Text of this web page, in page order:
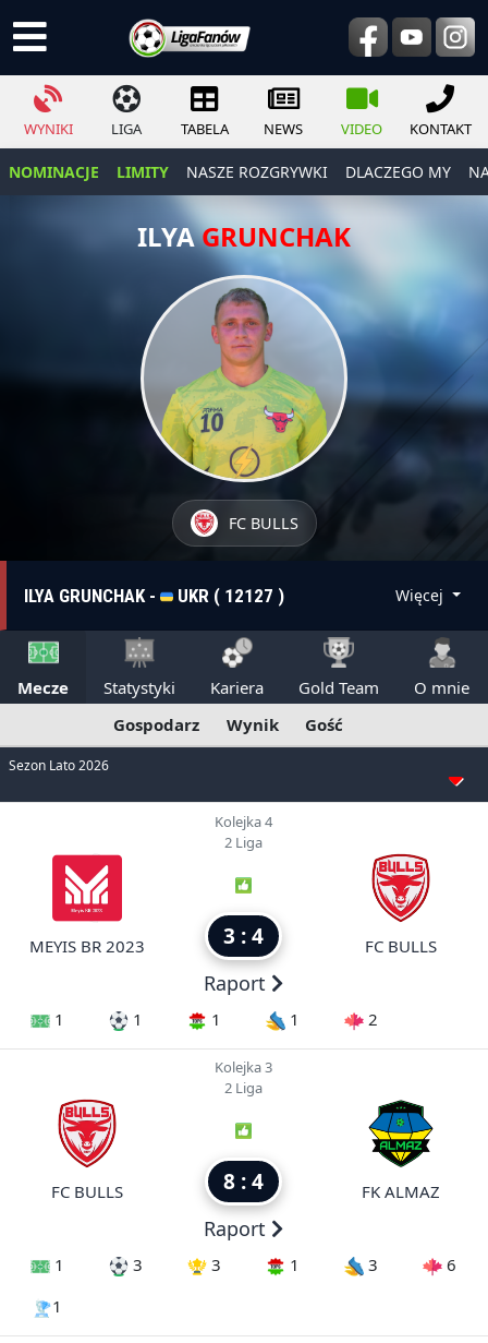
WYNIKI LIGA TABELA NEWS VIDEO KONTAKT
NOMINACJE LIMITY NASZE ROZGRYWKI DLACZEGO MY
ILYAGRUNCHAK
FC BULLS
ILYA GRUNCHAK - UKR ( 12127 ) Więcej
Mecze Statystyki Kariera Gold Team
O mnie
Gospodarz
Wynik Gość
Sezon Lato 2026
MEYIS BR 2023
Kolejka 4
2 Liga
3 : 4
Raport
FC BULLS
1 1 1 1 2
FC BULLS
Kolejka 3
2 Liga
8 : 4
Raport
FK ALMAZ
1 3 3 1 3
6
1